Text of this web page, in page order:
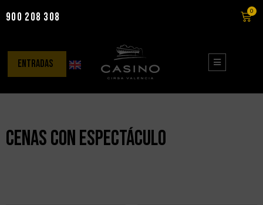
contenido
900 208 308 0
entradas
Cenas con espectáculo